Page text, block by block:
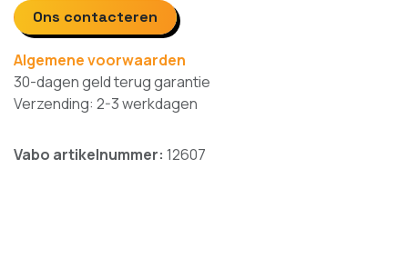
Ons contacteren
Algemene voorwaarden
30-dagen geld terug garantie
Verzending: 2-3 werkdagen
Vabo artikelnummer: 12607